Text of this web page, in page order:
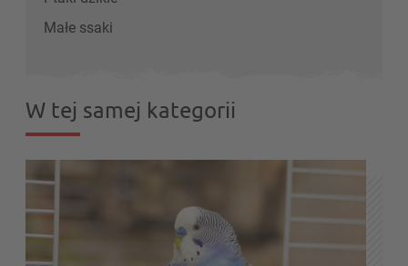
Małe ssaki
W tej samej kategorii